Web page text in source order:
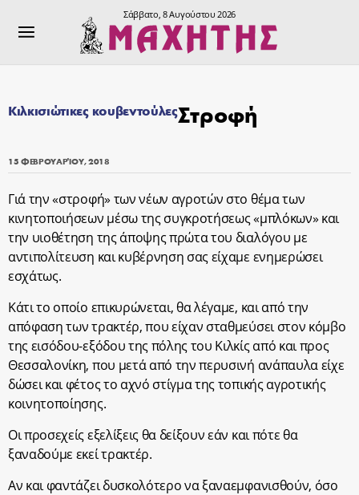
Σάββατο, 8 Αυγούστου 2026
Κιλκισιώτικες κουβεντούλεςΣτροφή
15 ΦΕΒΡΟΥΑΡΊΟΥ, 2018
Γιά την «στροφή» των νέων αγροτών στο θέμα των
κινητοποιήσεων μέσω της συγκροτήσεως «μπλόκων» και
την υιοθέτηση της άποψης πρώτα του διαλόγου με
αντιπολίτευση και κυβέρνηση σας είχαμε ενημερώσει
εσχάτως.
Κάτι το οποίο επικυρώνεται, θα λέγαμε, και από την
απόφαση των τρακτέρ, που είχαν σταθμεύσει στον κόμβο
της εισόδου-εξόδου της πόλης του Κιλκίς από και προς
Θεσσαλονίκη, που μετά από την περυσινή ανάπαυλα είχε
δώσει και φέτος το αχνό στίγμα της τοπικής αγροτικής
κοινητοποίησης.
Οι προσεχείς εξελίξεις θα δείξουν εάν και πότε θα
ξαναδούμε εκεί τρακτέρ.
Αν και φαντάζει δυσκολότερο να ξαναεμφανισθούν, όσο